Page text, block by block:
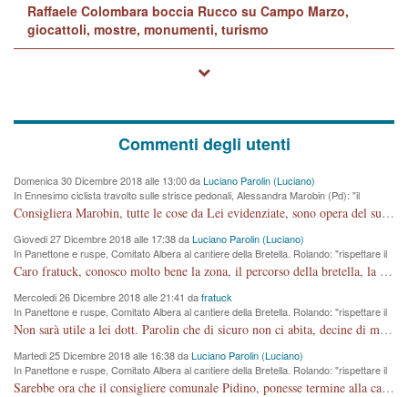
Raffaele Colombara boccia Rucco su Campo Marzo,
giocattoli, mostre, monumenti, turismo
Commenti degli utenti
Domenica 30 Dicembre 2018 alle 13:00 daLuciano Parolin (Luciano)
In Ennesimo ciclista travolto sulle strisce pedonali, Alessandra Marobin (Pd): "il
Comune si svegli"
Consigliera Marobin, tutte le cose da Lei evidenziate, sono opera del suo ex Assessore e compagno di Partito Antonio Marco Dalla Pozza Assessore alla "progettazione" di piste ciclabili e altre porcherie. A lui manderei il conto da saldare per incidenti e danni alle persone. E' ora che "finiamola." Avete perso rassegnatevi. qui IL SINDACO RUCCO NON C'ENTRA PER NIENTE. CAPITO!!!!!!!! Amen.
Giovedi 27 Dicembre 2018 alle 17:38 daLuciano Parolin (Luciano)
In Panettone e ruspe, Comitato Albera al cantiere della Bretella. Rolando: "rispettare il
cronoprogramma"
Caro fratuck, conosco molto bene la zona, il percorso della bretella, la situazione dei cittadini, abito in Viale Trento. A partire dal 2003 ho partecipato al Comitato di Maddalene pro bretella, e a riunioni propositive per apportare modifiche al progetto. Numerose mie foto del territorio sono arrivate a Roma, altri miei interventi (non graditi dalla Sx) sono stati pubblicati dal GdV, assieme ad altri come Ciro Asproso, ora favorevole alla bretella. Ho partecipato alla raccolta firme per la chiusura della strada x 5 giorni eseguita dal Sindaco Hullwech per sforamento 180 Micro/g. Pertanto come impegno per la tematica sono apposto con la coscienza. Ora il Progetto è partito, fine! Voglio dire che la nuova Giunta "comunale" non c'entra più. L'opera sarà "malauguratamente" eseguita, ma non con il mio placet. Il Consigliere Comunale dovrebbe capire che la campagna elettorale è finita, con buona pace di tutti. Quello che invece dovrebbe interessare è la proprietà della strada, dall'uscita autostradale Ovest, sino alla Rotatoria dell'Albara, vi sono tre possessori: Autostrade SpA; La Provincia, il Comune. Come la mettiamo per il futuro ? I costi, da 50 sono saliti a 100 milioni di € come dire 20 milioni a KM (!) da non credere. Comunque si farà. Ma nessuno canti Vittoria, anzi meglio non farne un ulteriore fatto "partitico" per questioni elettorali o di seggio. Se mi manda la sua mail, sono disponibile ad inviare i documenti e le foto sopra descritte. Con ossequi, Luciano Parolin
Mercoledi 26 Dicembre 2018 alle 21:41 dafratuck
In Panettone e ruspe, Comitato Albera al cantiere della Bretella. Rolando: "rispettare il
cronoprogramma"
Non sarà utile a lei dott. Parolin che di sicuro non ci abita, decine di migliaia di TIR, automobili e padroncini che passano quotidianamente per una strada appena rotabile, non è più possibile stendere i panni, attraversare la strada senza rischiare la morte, le case stanno crepando, i tempi sono cambiati e la bretella non passerà assolutamente per maddalene (ma cosa sta a dire?!), dia invece responsabilità a chi ha costruito tagliando la strada che doveva invece terminare a isola vicentina e non al moracchino lasciando Motta di Costabissara ancora in panne di traffico. I tempi sono cambiati dottore e se l'anagrafe della vita stagna nell'essere umano impressioni conservatrici, la società non le considera perchè va avanti, si industrializza e ha bisogno di infrastrutture e di sviluppo. Ultima considerazione, se è geloso di Rolando perchè vede in lui solo campagne politiche mentre si difendono i SOLI diritti dei cittadini, la preghiamo faccia considerazioni più appropriate. Saluti e complimenti per i suoi scritti.
Martedi 25 Dicembre 2018 alle 16:38 daLuciano Parolin (Luciano)
In Panettone e ruspe, Comitato Albera al cantiere della Bretella. Rolando: "rispettare il
cronoprogramma"
Sarebbe ora che il consigliere comunale Pidino, ponesse termine alla campagna elettorale nel territorio del suo seggio Villaggio del Sole. La tiraca è iniziata, distruggerà 6 km di prateria ovest della città, ricca di fonti e sorgenti d'acqua. I cittadini di Maddalene non avranno più Pace la notte. Molta colpa per la costruzione di questa Strada è proprio del signor Rolando,dei suoi gazebo mobili e che vuol far passare questa opera VANDALICA come progetto "utile" a chi ? Non è cosa seria sig. Rolando!